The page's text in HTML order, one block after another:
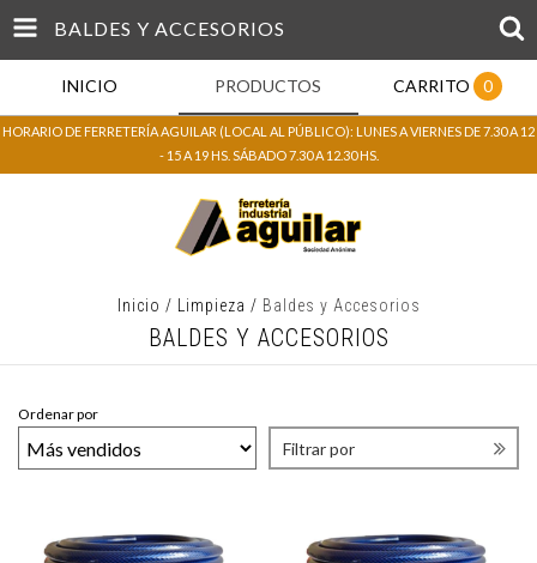
BALDES Y ACCESORIOS
INICIO PRODUCTOS CARRITO 0
HORARIO DE FERRETERÍA AGUILAR (LOCAL AL PÚBLICO): LUNES A VIERNES DE 7.30 A 12
- 15 A 19 HS. SÁBADO 7.30 A 12.30 HS.
Inicio / Limpieza / Baldes y Accesorios
BALDES Y ACCESORIOS
Ordenar por
Filtrar por